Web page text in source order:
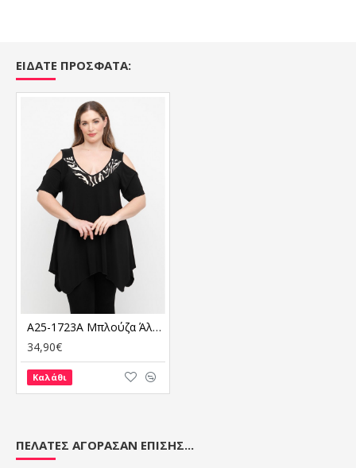
ΕΙΔΑΤΕ ΠΡΟΣΦΑΤΑ:
A25-1723A Μπλούζα Άλφα
34,90€
Καλάθι
ΠΕΛΆΤΕΣ ΑΓΌΡΑΣΑΝ ΕΠΊΣΗΣ...